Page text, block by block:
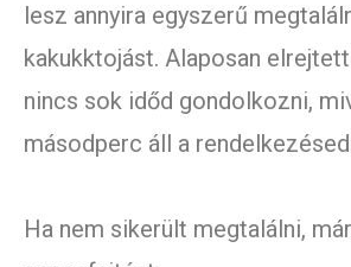
lesz annyira egyszerű
kakukktojást. Alaposan
nincs sok időd gondolkozni,
másodperc áll a
Ha nem sikerült megtalálni,